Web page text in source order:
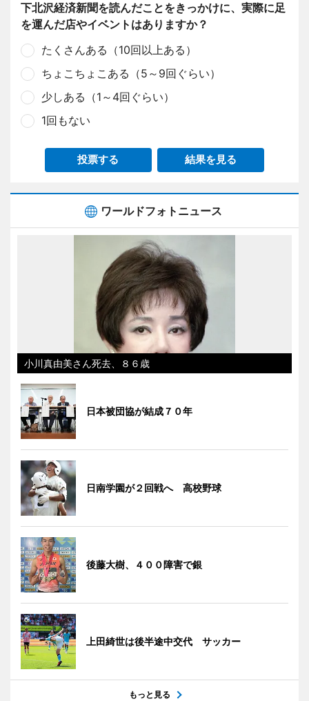
下北沢経済新聞を読んだことをきっかけに、実際に足
を運んだ店やイベントはありますか？
たくさんある（10回以上ある）
ちょこちょこある（5～9回ぐらい）
少しある（1～4回ぐらい）
1回もない
投票する 結果を見る
ワールドフォトニュース
小川真由美さん死去、８６歳
日本被団協が結成７０年
日南学園が２回戦へ 高校野球
後藤大樹、４００障害で銀
上田綺世は後半途中交代 サッカー
もっと見る